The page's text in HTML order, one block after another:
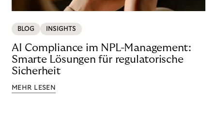
BLOG INSIGHTS
AI Compliance im NPL-Management:
Smarte Lösungen für regulatorische
Sicherheit
MEHR LESEN